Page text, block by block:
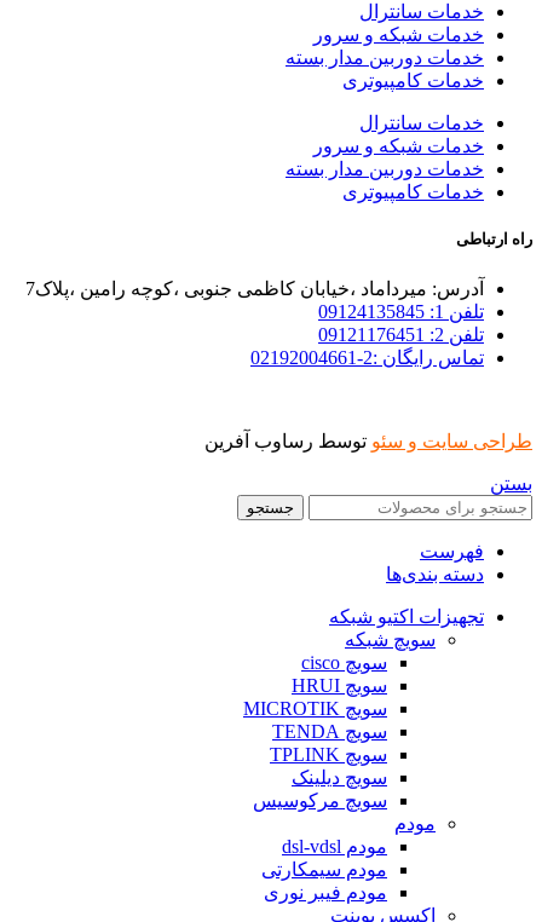
خدمات سانترال
خدمات شبکه و سرور
خدمات دوربین مدار بسته
خدمات کامپیوتری
خدمات سانترال
خدمات شبکه و سرور
خدمات دوربین مدار بسته
خدمات کامپیوتری
راه ارتباطی
آدرس: میرداماد ،خیابان کاظمی جنوبی ،کوچه رامین ،پلاک7
تلفن 1: 09124135845
تلفن 2: 09121176451
تماس رایگان :2-02192004661
طراحی سایت و سئو توسط رساوب آفرین
بستن
جستجو
فهرست
دسته بندی‌ها
تجهیزات اکتیو شبکه
سویچ شبکه
سویچ cisco
سویچ HRUI
سویچ MICROTIK
سویچ TENDA
سویچ TPLINK
سویچ دیلینک
سویچ مرکوسیس
مودم
مودم dsl-vdsl
مودم سیمکارتی
مودم فیبر نوری
اکسس پوینت